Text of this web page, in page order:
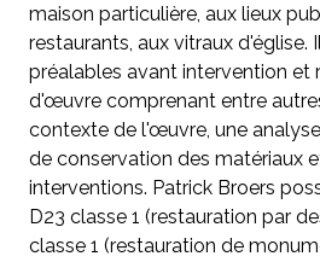
maison particulière, aux lieux
restaurants, aux vitraux d'église.
préalables avant intervention et
d'œuvre comprenant entre
contexte de l'œuvre, une
de conservation des matériaux
interventions. Patrick Broers
D23 classe 1 (restauration par
classe 1 (restauration de